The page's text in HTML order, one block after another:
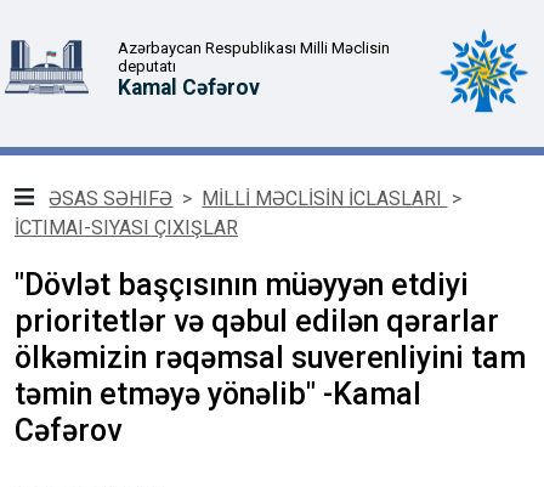
Azərbaycan Respublikası Milli Məclisin
deputatı
Kamal Cəfərov
ƏSAS SƏHIFƏ > MİLLİ MƏCLİSİN İCLASLARI >
İCTIMAI-SIYASI ÇIXIŞLAR
"Dövlət başçısının müəyyən etdiyi
prioritetlər və qəbul edilən qərarlar
ölkəmizin rəqəmsal suverenliyini tam
təmin etməyə yönəlib" -Kamal
Cəfərov